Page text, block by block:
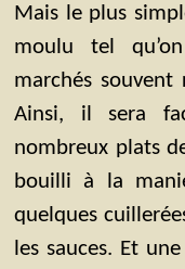
Mais le plus
moulu tel
marchés
Ainsi, il sera
nombreux plats
bouilli à la
quelques
les sauces. Et